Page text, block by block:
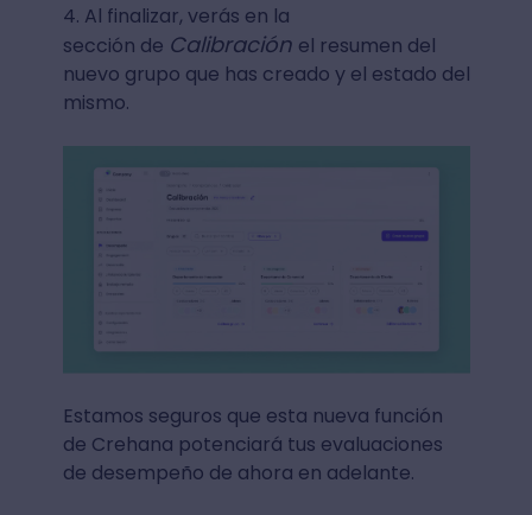
4. Al finalizar, verás en la
sección de Calibración el resumen del
nuevo grupo que has creado y el estado del
mismo.
Estamos seguros que esta nueva función
de Crehana potenciará tus evaluaciones
de desempeño de ahora en adelante.